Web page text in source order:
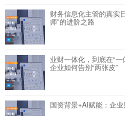
财务信息化主管的真实
师”的进阶之路
业财一体化，到底在“
企业如何告别“两张皮”
国资背景+AI赋能：企